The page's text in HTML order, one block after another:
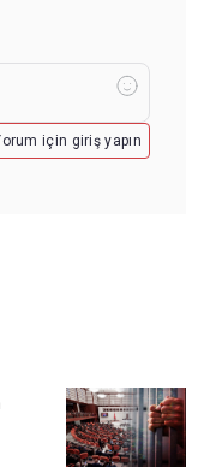
için giriş yapın